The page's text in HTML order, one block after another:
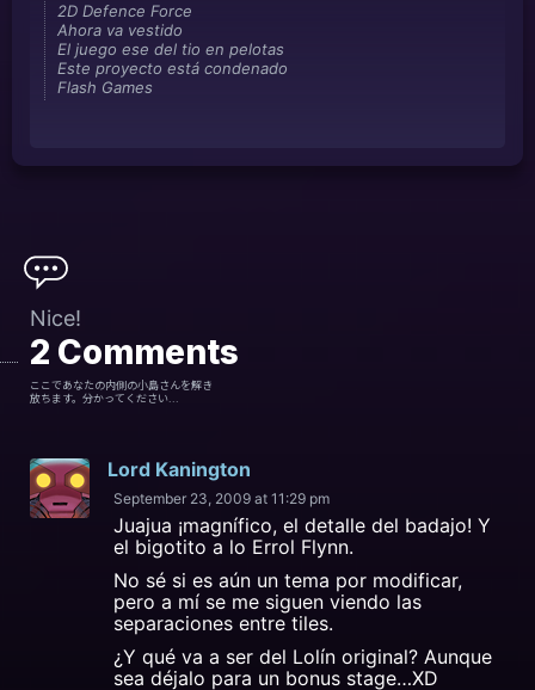
2D Defence Force
Ahora va vestido
El juego ese del tio en pelotas
Este proyecto está condenado
Flash Games
Nice!
2 Comments
ここであなたの内側の小島さんを解き
放ちます。分かってください...
Lord Kanington
September 23, 2009 at 11:29 pm
Juajua ¡magnífico, el detalle del badajo! Y
el bigotito a lo Errol Flynn.
No sé si es aún un tema por modificar,
pero a mí se me siguen viendo las
separaciones entre tiles.
¿Y qué va a ser del Lolín original? Aunque
sea déjalo para un bonus stage…XD